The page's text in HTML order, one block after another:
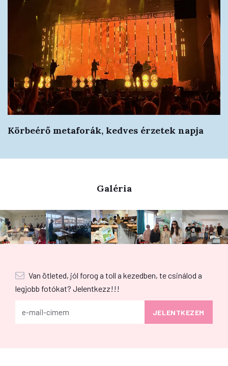
Körbeérő metaforák, kedves érzetek napja
Galéria
Van ötleted, jól forog a toll a kezedben, te csinálod a
legjobb fotókat? Jelentkezz!!!